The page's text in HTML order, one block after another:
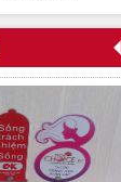
thân nhựa PVC